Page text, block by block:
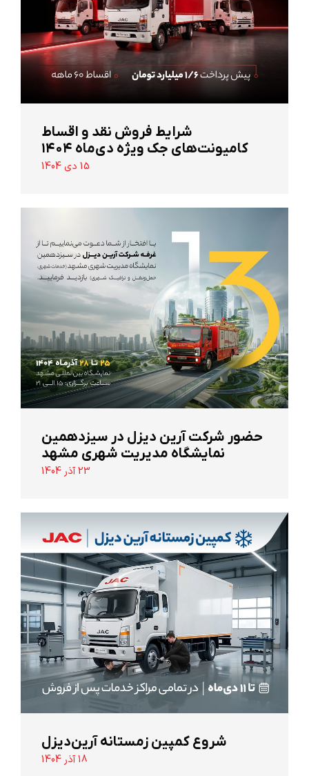
شرایط فروش نقد و اقساط
کامیونت‌های جک ویژه دی‌ماه ۱۴۰۴
15 دی 1404
حضور شرکت آرین ‌دیزل در سیزدهمین
نمایشگاه مدیریت شهری مشهد
23 آذر 1404
شروع کمپین زمستانه آرین‌دیزل
18 آذر 1404